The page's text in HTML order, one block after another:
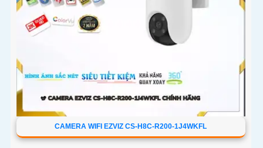
CAMERA WIFI EZVIZ CS-H8C-R200-1J4WKFL